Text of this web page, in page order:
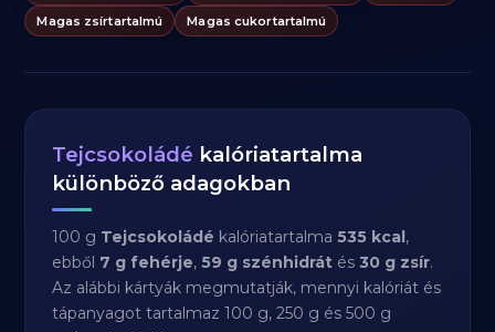
Magas zsírtartalmú
Magas cukortartalmú
Tejcsokoládé kalóriatartalma
különböző adagokban
100 g Tejcsokoládé kalóriatartalma535 kcal,
ebből 7 g fehérje,59 g szénhidrát és30 g zsír.
Az alábbi kártyák megmutatják, mennyi kalóriát és
tápanyagot tartalmaz 100 g, 250 g és 500 g